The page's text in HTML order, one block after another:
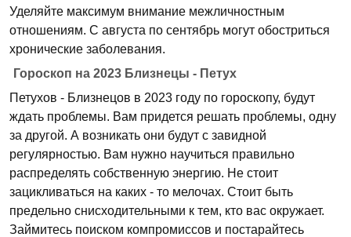
Уделяйте максимум внимание межличностным
отношениям. С августа по сентябрь могут обостриться
хронические заболевания.
Гороскоп на 2023 Близнецы - Петух
Петухов - Близнецов в 2023 году по гороскопу, будут
ждать проблемы. Вам придется решать проблемы, одну
за другой. А возникать они будут с завидной
регулярностью. Вам нужно научиться правильно
распределять собственную энергию. Не стоит
зацикливаться на каких - то мелочах. Стоит быть
предельно снисходительными к тем, кто вас окружает.
Займитесь поиском компромиссов и постарайтесь